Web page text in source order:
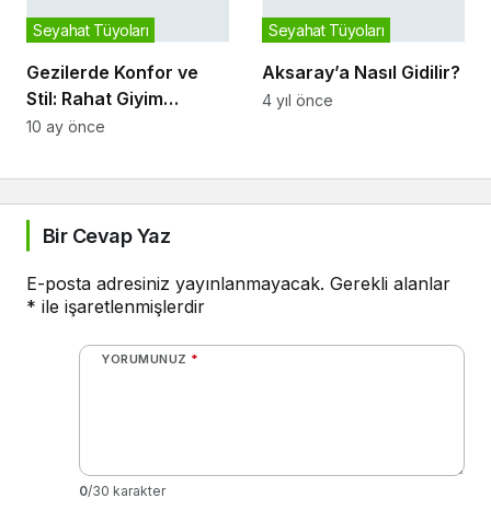
Gezilerde Konfor ve
Stil: Rahat Giyim
Tercihleri
Seyahat Tüyoları
10 ay önce
Aksaray’a Nasıl Gidilir?
Seyahat Tüyoları
4 yıl önce
Bir Cevap Yaz
E-posta adresiniz yayınlanmayacak. Gerekli alanlar
* ile işaretlenmişlerdir
YORUMUNUZ *
0/30 karakter